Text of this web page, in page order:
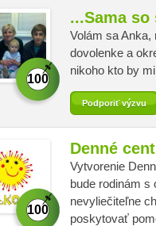
100
...Sama
Volám sa
dovolenke a
nikoho kto by
Podporiť výzvu
100
Denné
Vytvorenie
bude rodinám
nevyliečiteľne
poskytovať